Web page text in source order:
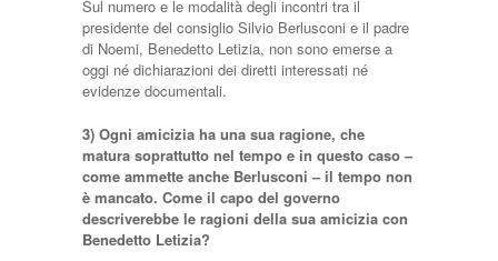
Sul numero e le modalità degli incontri tra il
presidente del consiglio Silvio Berlusconi e il padre
di Noemi, Benedetto Letizia, non sono emerse a
oggi né dichiarazioni dei diretti interessati né
evidenze documentali.
3) Ogni amicizia ha una sua ragione, che
matura soprattutto nel tempo e in questo caso –
come ammette anche Berlusconi – il tempo non
è mancato. Come il capo del governo
descriverebbe le ragioni della sua amicizia con
Benedetto Letizia?